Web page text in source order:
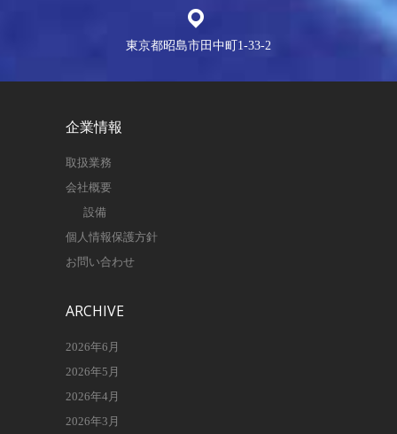
東京都昭島市田中町1-33-2
企業情報
取扱業務
会社概要
設備
個人情報保護方針
お問い合わせ
ARCHIVE
2026年6月
2026年5月
2026年4月
2026年3月